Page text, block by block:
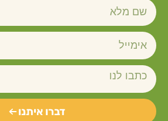
דברו איתנו